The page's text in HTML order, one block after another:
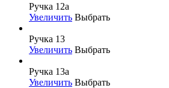
Ручка 12а
Увеличить Выбрать
Ручка 13
Увеличить Выбрать
Ручка 13а
Увеличить Выбрать